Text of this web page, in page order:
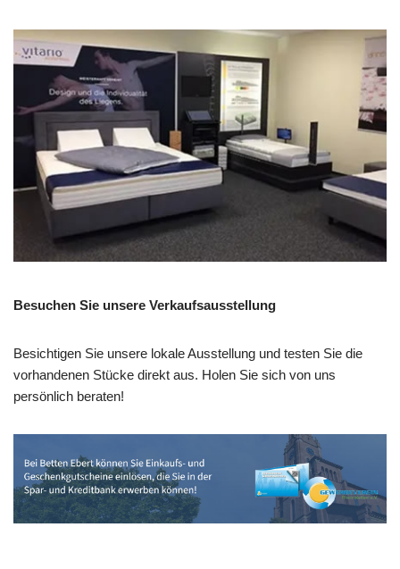
Besuchen Sie unsere Verkaufsausstellung
Besichtigen Sie unsere lokale Ausstellung und testen Sie die
vorhandenen Stücke direkt aus. Holen Sie sich von uns
persönlich beraten!